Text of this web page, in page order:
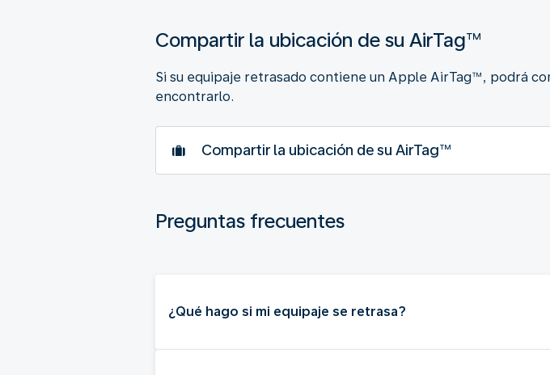
Compartir la ubicación de su AirTag™
Si su equipaje retrasado contiene un Apple AirTag™, podrá
encontrarlo.
Compartir la ubicación de su AirTag™
Preguntas frecuentes
¿Qué hago si mi equipaje se retrasa?